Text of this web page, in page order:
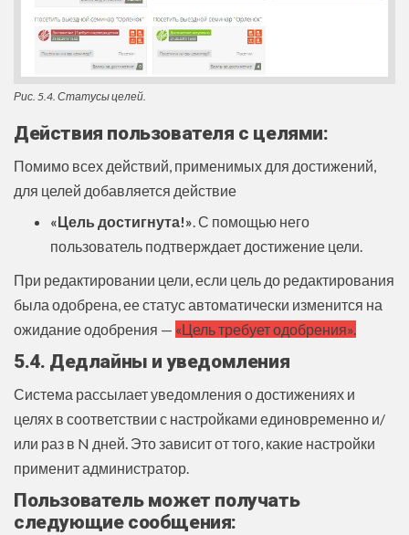
Рис. 5.4. Статусы целей.
Действия пользователя с целями:
Помимо всех действий, применимых для достижений,
для целей добавляется действие
«Цель достигнута!». С помощью него
пользователь подтверждает достижение цели.
При редактировании цели, если цель до редактирования
была одобрена, ее статус автоматически изменится на
ожидание одобрения — «Цель требует одобрения».
5.4. Дедлайны и уведомления
Система рассылает уведомления о достижениях и
целях в соответствии с настройками единовременно и/
или раз в N дней. Это зависит от того, какие настройки
применит администратор.
Пользователь может получать
следующие сообщения: